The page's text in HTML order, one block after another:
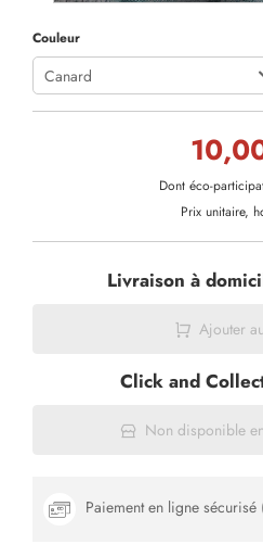
Couleur
Canard
Dont éco-
Prix unitaire,
Livraison à
Ajouter
Click and
Non disponible
Paiement en ligne